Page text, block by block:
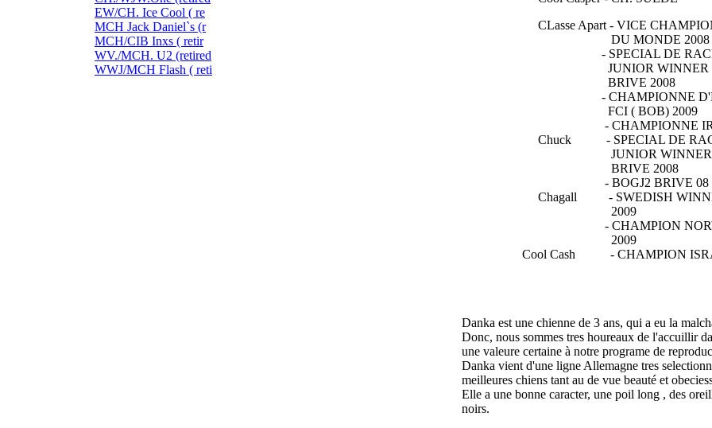
EW/CH. Ice Cool ( re
MCH Jack Daniel`s (r
MCH/CIB Inxs ( retir
WV./MCH. U2 (retired
WWJ/MCH Flash ( reti
CLasse Apart - VICE
DU MONDE 2008
- SPECIAL DE
JUNIOR WINNER
BRIVE 2008
- CHAMPIONNE
FCI ( BOB) 2009
- CHAMPIONNE
Chuck - SPECIAL DE
JUNIOR WINNER
BRIVE 2008
- BOGJ2 BRIVE 08
Chagall - SWEDISH
2009
- CHAMPION
2009
Cool Cash - CHAMPION
Danka est une chienne de 3 ans, qui a eu la
Donc, nous sommes tres houreaux de l'accuillir
une valeure certaine à notre programe de
Danka vient d'une ligne Allemagne tres
meilleures chiens tant au de vue beauté et
Elle a une bonne caracter, une poil long , des
noirs.